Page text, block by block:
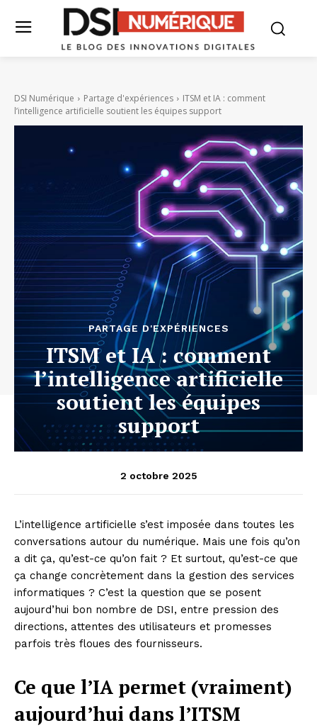
DSI Numérique Partage d'expériences
ITSM et IA : comment
l’intelligence artificielle soutient les équipes support
PARTAGE D'EXPÉRIENCES
ITSM et IA : comment
l’intelligence artificielle
soutient les équipes
support
2 octobre 2025
L’intelligence artificielle s’est imposée dans toutes les
conversations autour du numérique. Mais une fois qu’on
a dit ça, qu’est-ce qu’on fait ? Et surtout, qu’est-ce que
ça change concrètement dans la gestion des services
informatiques ? C’est la question que se posent
aujourd’hui bon nombre de DSI, entre pression des
directions, attentes des utilisateurs et promesses
parfois très floues des fournisseurs.
Ce que l’IA permet (vraiment)
aujourd’hui dans l’ITSM